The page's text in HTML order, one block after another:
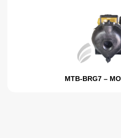
MTB-BRG7 –